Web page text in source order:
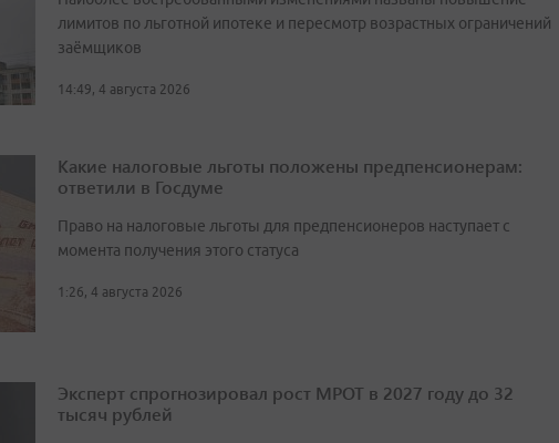
лимитов по льготной ипотеке и пересмотр возрастных ограничений
заёмщиков
14:49, 4 августа 2026
Какие налоговые льготы положены предпенсионерам:
ответили в Госдуме
Право на налоговые льготы для предпенсионеров наступает с
момента получения этого статуса
1:26, 4 августа 2026
Эксперт спрогнозировал рост МРОТ в 2027 году до 32
тысяч рублей